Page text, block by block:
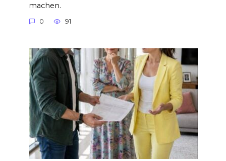
machen.
0 91